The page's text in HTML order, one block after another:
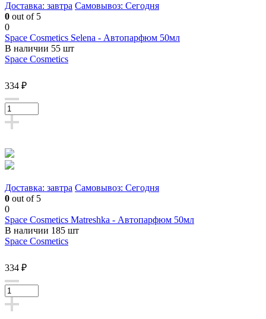
Доставка: завтра Самовывоз: Сегодня
0 out of 5
0
Space Cosmetics Selena - Автопарфюм 50мл
В наличии 55 шт
Space Cosmetics
334 ₽
Доставка: завтра Самовывоз: Сегодня
0 out of 5
0
Space Cosmetics Matreshka - Автопарфюм 50мл
В наличии 185 шт
Space Cosmetics
334 ₽